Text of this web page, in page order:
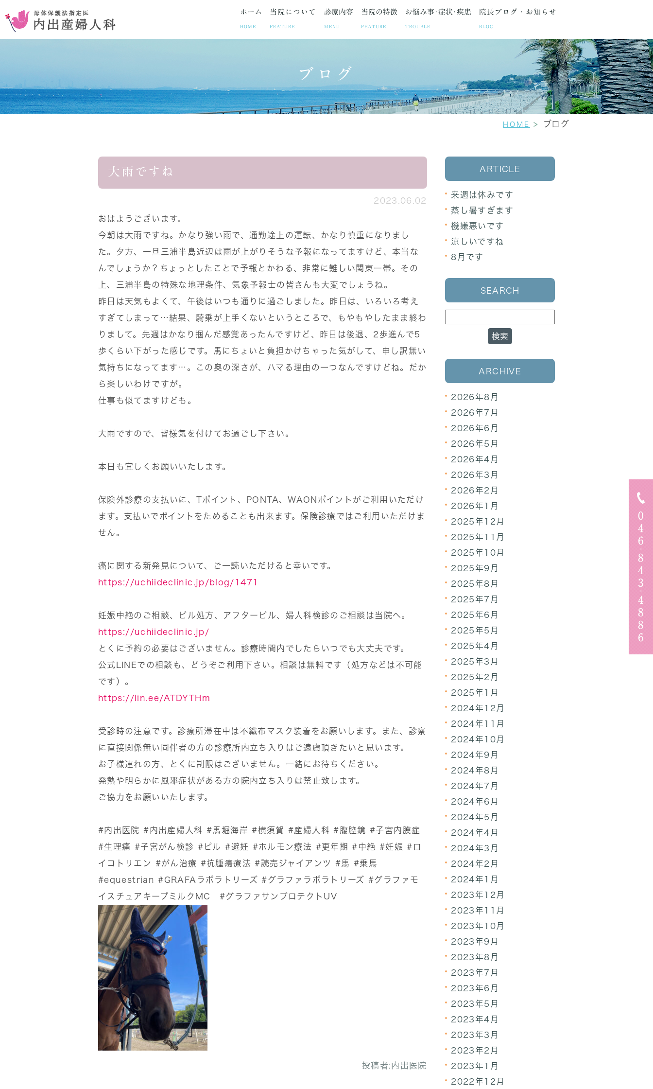
ホーム
HOME
当院について
FEATURE
コンセプト 院長紹介 当院の取り組み 診療時間・アクセス
診療内容
MENU
当院の特徴
FEATURE
お腹を切らない手術 妊娠中絶 避妊相談・ピル 不妊治療 生理痛 更年期障害
おりものの異常 子宮筋腫 子宮内膜症 腹腔鏡手術のセカンドオピニオン
お悩み事･症状･疾患
TROUBLE
お悩み事 疾患 お悩みや症状に合わせた各種検査
院長ブログ・お知らせ
BLOG
院長ブログ お知らせ
ブログ
HOME ブログ
大雨ですね
2023.06.02
おはようございます。
今朝は大雨ですね。かなり強い雨で、通勤途上の運転、かなり慎重になりまし
た。夕方、一旦三浦半島近辺は雨が上がりそうな予報になってますけど、本当な
んでしょうか？ちょっとしたことで予報とかわる、非常に難しい関東一帯。その
上、三浦半島の特殊な地理条件、気象予報士の皆さんも大変でしょうね。
昨日は天気もよくて、午後はいつも通りに過ごしました。昨日は、いろいろ考え
すぎてしまって…結果、騎乗が上手くないというところで、もやもやしたまま終わ
りまして。先週はかなり掴んだ感覚あったんですけど、昨日は後退、2歩進んで5
歩くらい下がった感じです。馬にちょいと負担かけちゃった気がして、申し訳無い
気持ちになってます…。この奥の深さが、ハマる理由の一つなんですけどね。だか
ら楽しいわけですが。
仕事も似てますけども。
大雨ですので、皆様気を付けてお過ごし下さい。
本日も宜しくお願いいたします。
保険外診療の支払いに、Tポイント、PONTA、WAONポイントがご利用いただけ
ます。支払いでポイントをためることも出来ます。保険診療ではご利用いただけま
せん。
癌に関する新発見について、ご一読いただけると幸いです。
https://uchiideclinic.jp/blog/1471
妊娠中絶のご相談、ピル処方、アフターピル、婦人科検診のご相談は当院へ。
https://uchiideclinic.jp/
とくに予約の必要はございません。診療時間内でしたらいつでも大丈夫です。
公式LINEでの相談も、どうぞご利用下さい。相談は無料です（処方などは不可能
です）。
https://lin.ee/ATDYTHm
受診時の注意です。診療所滞在中は不織布マスク装着をお願いします。また、診察
に直接関係無い同伴者の方の診療所内立ち入りはご遠慮頂きたいと思います。
お子様連れの方、とくに制限はございません。一緒にお待ちください。
発熱や明らかに風邪症状がある方の院内立ち入りは禁止致します。
ご協力をお願いいたします。
#内出医院 #内出産婦人科 #馬堀海岸 #横須賀 #産婦人科 #腹腔鏡 #子宮内膜症
#生理痛
#子宮がん検診 #ピル #避妊 #ホルモン療法 #更年期 #中絶 #妊娠 #ロ
イコトリエン
#がん治療 #抗腫瘍療法 #読売ジャイアンツ #馬
#乗馬
#equestrian #GRAFAラボラトリーズ #グラファラボラトリーズ #グラファモ
イスチュアキープミルクMC
#グラファサンプロテクトUV
投稿者:内出医院
ARTICLE
来週は休みです
蒸し暑すぎます
機嫌悪いです
涼しいですね
8月です
SEARCH
ARCHIVE
2026年8月
2026年7月
2026年6月
2026年5月
2026年4月
2026年3月
2026年2月
2026年1月
2025年12月
2025年11月
2025年10月
2025年9月
2025年8月
2025年7月
2025年6月
2025年5月
2025年4月
2025年3月
2025年2月
2025年1月
2024年12月
2024年11月
2024年10月
2024年9月
2024年8月
2024年7月
2024年6月
2024年5月
2024年4月
2024年3月
2024年2月
2024年1月
2023年12月
2023年11月
2023年10月
2023年9月
2023年8月
2023年7月
2023年6月
2023年5月
2023年4月
2023年3月
2023年2月
2023年1月
2022年12月